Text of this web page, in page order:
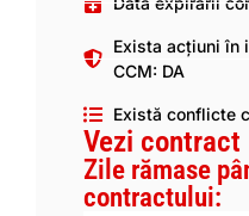
Exista acțiuni în
CCM: DA
Există conflicte
Vezi contract
Zile rămase
contractului: